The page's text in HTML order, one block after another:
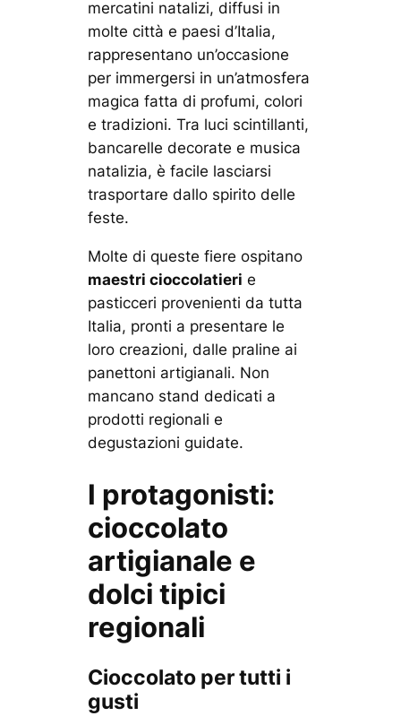
mercatini natalizi, diffusi in
molte città e paesi d’Italia,
rappresentano un’occasione
per immergersi in un’atmosfera
magica fatta di profumi, colori
e tradizioni. Tra luci scintillanti,
bancarelle decorate e musica
natalizia, è facile lasciarsi
trasportare dallo spirito delle
feste.
Molte di queste fiere ospitano
maestri cioccolatieri e
pasticceri provenienti da tutta
Italia, pronti a presentare le
loro creazioni, dalle praline ai
panettoni artigianali. Non
mancano stand dedicati a
prodotti regionali e
degustazioni guidate.
I protagonisti:
cioccolato
artigianale e
dolci tipici
regionali
Cioccolato per tutti i
gusti